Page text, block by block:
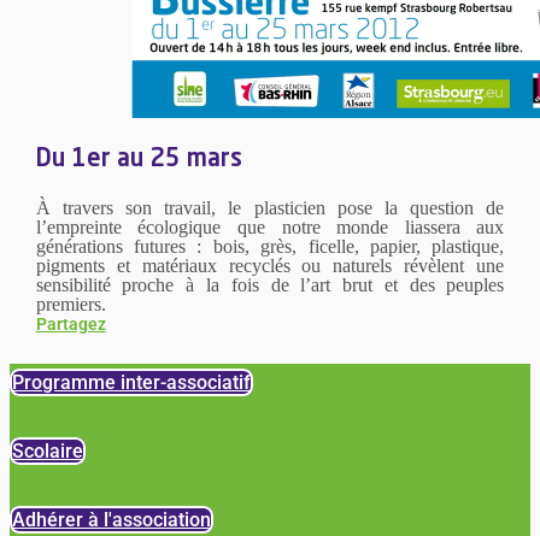
Du 1er au 25 mars
À travers son travail, le plasticien pose la question de
l’empreinte écologique que notre monde liassera aux
générations futures : bois, grès, ficelle, papier, plastique,
pigments et matériaux recyclés ou naturels révèlent une
sensibilité proche à la fois de l’art brut et des peuples
premiers.
Partagez
Programme inter-associatif
Scolaire
Adhérer à l'association